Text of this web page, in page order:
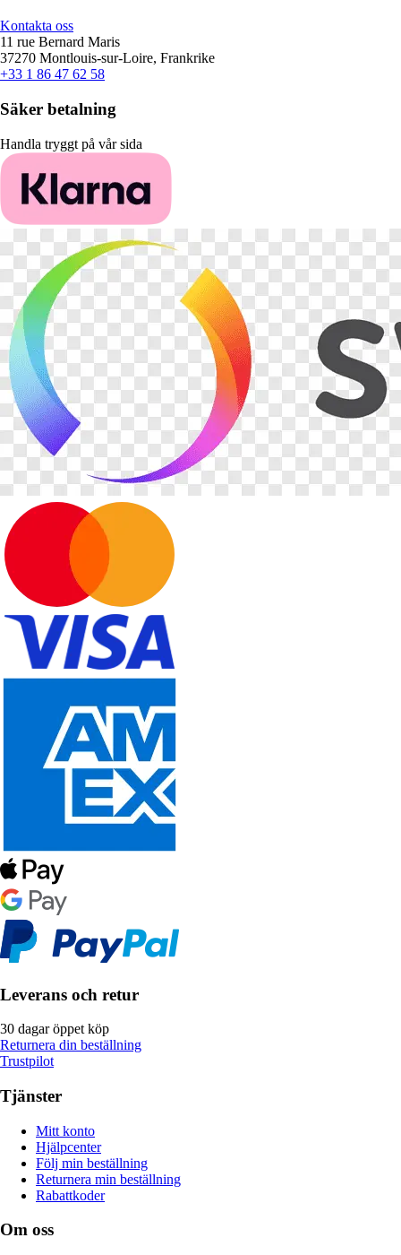
Kontakta oss
11 rue Bernard Maris
37270 Montlouis-sur-Loire, Frankrike
+33 1 86 47 62 58
Säker betalning
Handla tryggt på vår sida
Leverans och retur
30 dagar öppet köp
Returnera din beställning
Trustpilot
Tjänster
Mitt konto
Hjälpcenter
Följ min beställning
Returnera min beställning
Rabattkoder
Om oss